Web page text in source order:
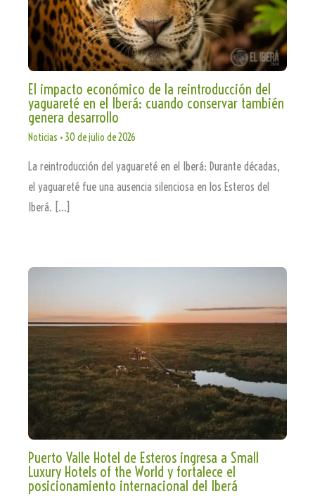
El impacto económico de la reintroducción del
yaguareté en el Iberá: cuando conservar también
genera desarrollo
Noticias • 30 de julio de 2026
La reintroducción del yaguareté en el Iberá: Durante décadas,
el yaguareté fue una ausencia silenciosa en los Esteros del
Iberá. […]
Puerto Valle Hotel de Esteros ingresa a Small
Luxury Hotels of the World y fortalece el
posicionamiento internacional del Iberá